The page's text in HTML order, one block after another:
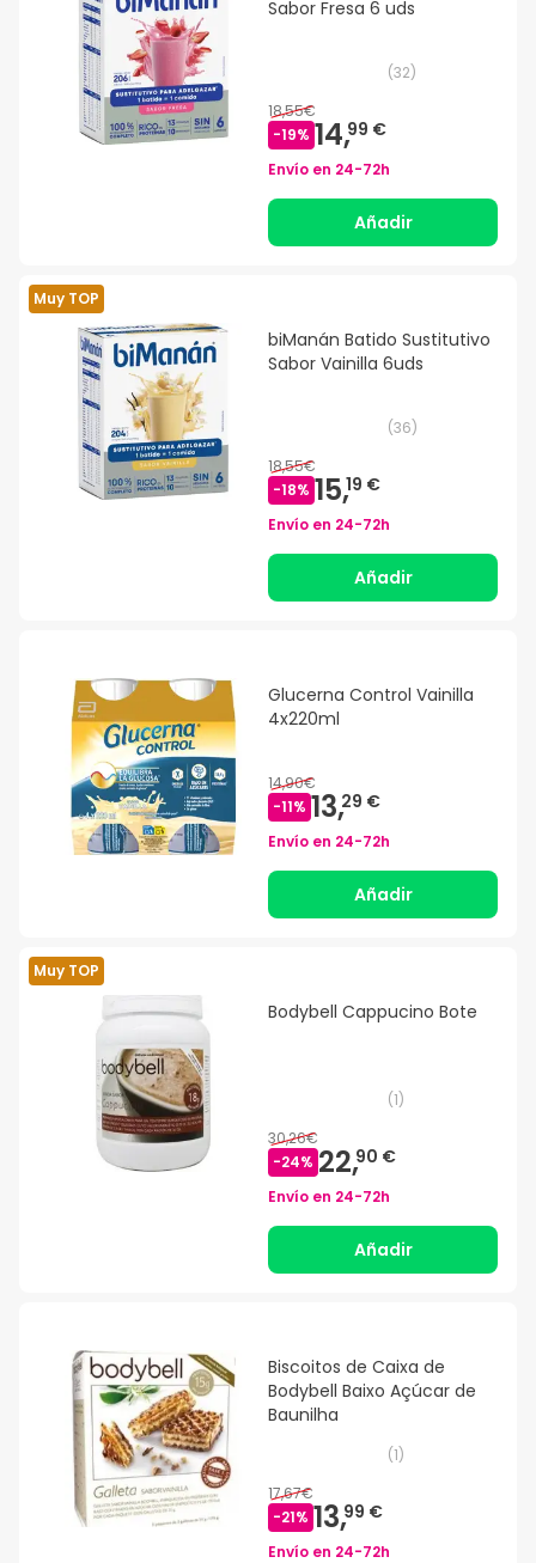
Sabor Fresa 6 uds
(32)
18,55€
-19% 14,99 €
Envío en 24-72h
Añadir
Muy TOP
biManán Batido Sustitutivo
Sabor Vainilla 6uds
(36)
18,55€
-18% 15,19 €
Envío en 24-72h
Añadir
Glucerna Control Vainilla
4x220ml
14,90€
-11% 13,29 €
Envío en 24-72h
Añadir
Muy TOP
Bodybell Cappucino Bote
(1)
30,26€
-24% 22,90 €
Envío en 24-72h
Añadir
Biscoitos de Caixa de
Bodybell Baixo Açúcar de
Baunilha
(1)
17,67€
-21% 13,99 €
Envío en 24-72h